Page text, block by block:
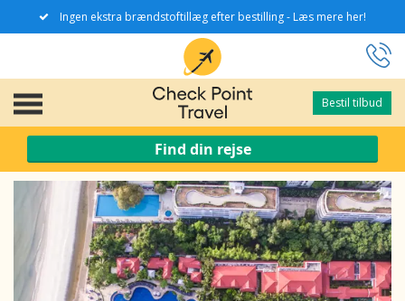
Ingen ekstra brændstoftillæg efter bestilling - Læs mere her!
Bestil tilbud
Bestil tilbud
Find din rejse